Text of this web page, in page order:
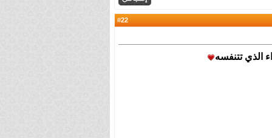
22
الذي تتنفسه